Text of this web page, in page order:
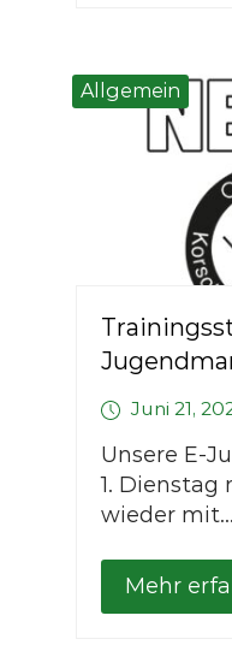
Allgemein
Juni 21,
Unsere E-
1. Dienstag
wieder mit...
Mehr